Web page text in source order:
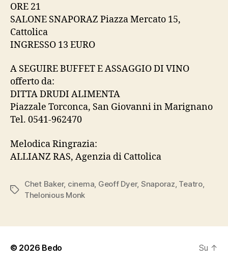
ORE 21
SALONE SNAPORAZ Piazza Mercato 15,
Cattolica
INGRESSO 13 EURO
A SEGUIRE BUFFET E ASSAGGIO DI VINO
offerto da:
DITTA DRUDI ALIMENTA
Piazzale Torconca, San Giovanni in Marignano
Tel. 0541-962470
Melodica Ringrazia:
ALLIANZ RAS, Agenzia di Cattolica
Tag
Chet Baker, cinema Geoff Dyer, Snaporaz Teatro,
Thelonious Monk
© 2026 Bedo Su ↑